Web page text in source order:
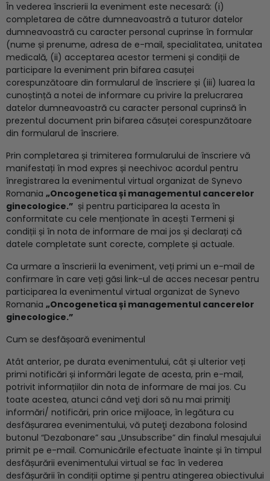
În vederea înscrierii la eveniment este necesară: (i)
completarea de către dumneavoastră a tuturor datelor
dumneavoastră cu caracter personal cuprinse în formular
(nume și prenume, adresa de e-mail, specialitatea, unitatea
medicală, (ii) acceptarea acestor termeni și condiții de
participare la eveniment prin bifarea casuței
corespunzătoare din formularul de înscriere și (iii) luarea la
cunoștință a notei de informare cu privire la prelucrarea
datelor dumneavoastră cu caracter personal cuprinsă în
prezentul document prin bifarea căsuței corespunzătoare
din formularul de înscriere.
Prin completarea și trimiterea formularului de înscriere vă
manifestați în mod expres și neechivoc acordul pentru
înregistrarea la evenimentul virtual organizat de Synevo
Romania „Oncogenetica și managementul cancerelor
ginecologice.” și pentru participarea la acesta în
conformitate cu cele menționate în acești Termeni și
condiții și în nota de informare de mai jos și declarați că
datele completate sunt corecte, complete și actuale.
Ca urmare a înscrierii la eveniment, veți primi un e-mail de
confirmare în care veți găsi link-ul de acces necesar pentru
participarea la evenimentul virtual organizat de Synevo
Romania „Oncogenetica și managementul cancerelor
ginecologice.”
Cum se desfășoară evenimentul
Atât anterior, pe durata evenimentului, cât și ulterior veți
primi notificări și informări legate de acesta, prin e-mail,
potrivit informațiilor din nota de informare de mai jos. Cu
toate acestea, atunci când veţi dori să nu mai primiţi
informări/ notificări, prin orice mijloace, în legătura cu
desfășurarea evenimentului, vă puteţi dezabona folosind
butonul “Dezabonare” sau „Unsubscribe” din finalul mesajului
primit pe e-mail. Comunicările efectuate înainte și în timpul
desfășurării evenimentului virtual se fac în vederea
desfășurării în condiții optime și pentru atingerea obiectivului